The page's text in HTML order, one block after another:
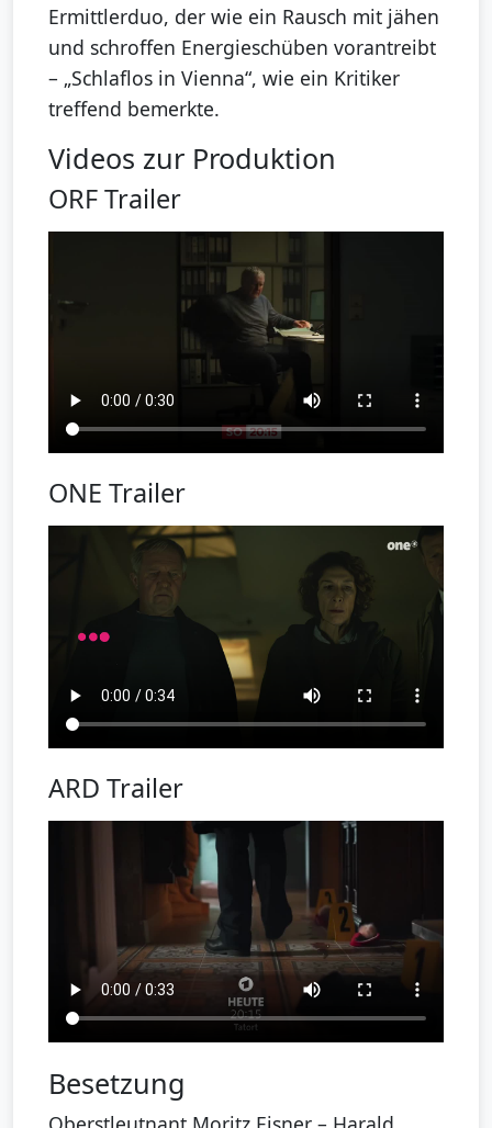
Ermittlerduo, der wie ein Rausch mit jähen
und schroffen Energieschüben vorantreibt
– „Schlaflos in Vienna“, wie ein Kritiker
treffend bemerkte.
Videos zur Produktion
ORF Trailer
ONE Trailer
ARD Trailer
Besetzung